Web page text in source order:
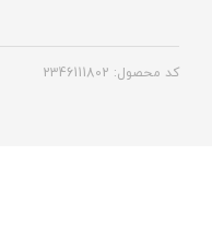
کد محصول: 2346111802